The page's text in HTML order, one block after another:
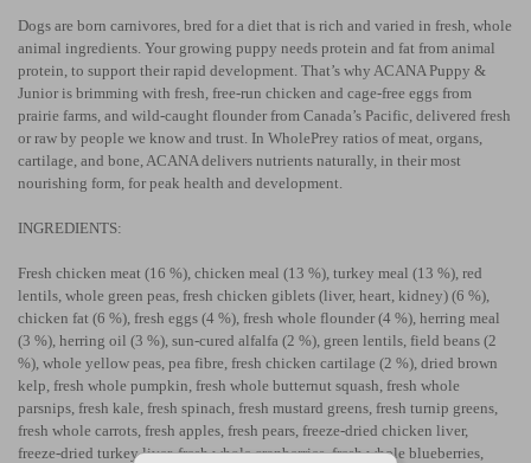
Dogs are born carnivores, bred for a diet that is rich and varied in fresh, whole
animal ingredients. Your growing puppy needs protein and fat from animal
protein, to support their rapid development. That’s why ACANA Puppy &
Junior is brimming with fresh, free-run chicken and cage-free eggs from
prairie farms, and wild-caught flounder from Canada’s Pacific, delivered fresh
or raw by people we know and trust. In WholePrey ratios of meat, organs,
cartilage, and bone, ACANA delivers nutrients naturally, in their most
nourishing form, for peak health and development.
INGREDIENTS:
Fresh chicken meat (16 %), chicken meal (13 %), turkey meal (13 %), red
lentils, whole green peas, fresh chicken giblets (liver, heart, kidney) (6 %),
chicken fat (6 %), fresh eggs (4 %), fresh whole flounder (4 %), herring meal
(3 %), herring oil (3 %), sun-cured alfalfa (2 %), green lentils, field beans (2
%), whole yellow peas, pea fibre, fresh chicken cartilage (2 %), dried brown
kelp, fresh whole pumpkin, fresh whole butternut squash, fresh whole
parsnips, fresh kale, fresh spinach, fresh mustard greens, fresh turnip greens,
fresh whole carrots, fresh apples, fresh pears, freeze-dried chicken liver,
freeze-dried turkey liver, fresh whole cranberries, fresh whole blueberries,